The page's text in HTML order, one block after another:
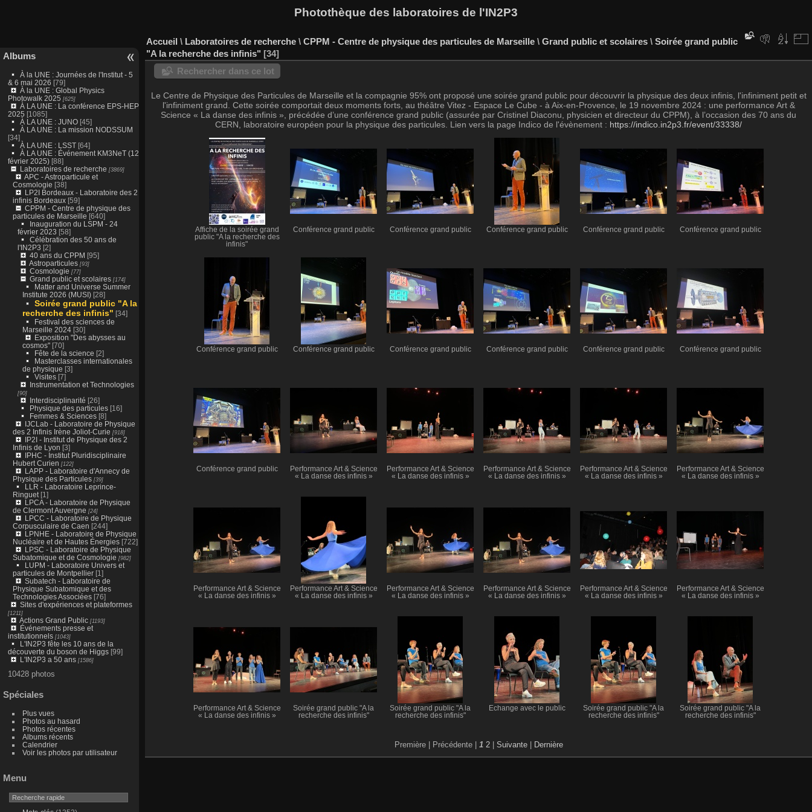
Photothèque des laboratoires de l'IN2P3
Albums
À la UNE : Journées de l'Institut - 5
& 6 mai 2026 [79]
À la UNE : Global Physics
Photowalk 2025 [625]
À LA UNE : La conférence EPS-HEP
2025 [1085]
À LA UNE : JUNO [45]
À LA UNE : La mission NODSSUM
[34]
À LA UNE : LSST[64]
À LA UNE : Événement KM3NeT (12
février 2025)[88]
Laboratoires de recherche [3869]
APC - Astroparticule et
Cosmologie [38]
LP2I Bordeaux - Laboratoire des 2
infinis Bordeaux[59]
CPPM - Centre de physique des
particules de Marseille [640]
Inauguration du LSPM - 24
février 2023 [58]
Célébration des 50 ans de
l'IN2P3 [2]
40 ans du CPPM [95]
Astroparticules[93]
Cosmologie [77]
Grand public et scolaires[174]
Matter and Universe Summer
Institute 2026 (MUSI)[28]
Soirée grand public "A la
recherche des infinis" [34]
Festival des sciences de
Marseille 2024[30]
Exposition "Des abysses au
cosmos"[70]
Fête de la science [2]
Masterclasses internationales
de physique [3]
Visites[7]
Instrumentation et Technologies
[90]
Interdisciplinarité [26]
Physique des particules[16]
Femmes & Sciences[8]
IJCLab - Laboratoire de Physique
des 2 Infinis Irène Joliot-Curie [918]
IP2I - Institut de Physique des 2
Infinis de Lyon [3]
IPHC - Institut Pluridisciplinaire
Hubert Curien [122]
LAPP - Laboratoire d'Annecy de
Physique des Particules[39]
LLR - Laboratoire Leprince-
Ringuet[1]
LPCA - Laboratoire de Physique
de Clermont Auvergne [24]
LPCC - Laboratoire de Physique
Corpusculaire de Caen [244]
LPNHE - Laboratoire de Physique
Nucléaire et de Hautes Énergies[722]
LPSC - Laboratoire de Physique
Subatomique et de Cosmologie [982]
LUPM - Laboratoire Univers et
particules de Montpellier[1]
Subatech - Laboratoire de
Physique Subatomique et des
Technologies Associées[76]
Sites d'expériences et plateformes
[1211]
Actions Grand Public[1193]
Événements presse et
institutionnels[1043]
L'IN2P3 fête les 10 ans de la
découverte du boson de Higgs[99]
L'IN2P3 a 50 ans[1586]
10428 photos
Spéciales
Plus vues
Photos au hasard
Photos récentes
Albums récents
Calendrier
Voir les photos par utilisateur
Menu
Accueil \ Laboratoires de recherche \ CPPM - Centre de physique des particules de Marseille \ Grand public et scolaires \ Soirée grand public
"A la recherche des infinis" 34
Rechercher dans ce lot
Le Centre de Physique des Particules de Marseille et la compagnie 95% ont proposé une soirée grand public pour découvrir la physique des deux infinis, l'infiniment petit et
l'infiniment grand. Cette soirée comportait deux moments forts, au théâtre Vitez - Espace Le Cube - à Aix-en-Provence, le 19 novembre 2024 : une performance Art &
Science « La danse des infinis », précédée d’une conférence grand public (assurée par Cristinel Diaconu, physicien et directeur du CPPM), à l’occasion des 70 ans du
CERN, laboratoire européen pour la physique des particules. Lien vers la page Indico de l'évènement : https://indico.in2p3.fr/event/33338/
Affiche de la soirée grand
public "A la recherche des
infinis"
Conférence grand public Conférence grand public Conférence grand public Conférence grand public Conférence grand public
Conférence grand public Conférence grand public Conférence grand public Conférence grand public Conférence grand public Conférence grand public
Conférence grand public
Performance Art & Science
« La danse des infinis »
Performance Art & Science
« La danse des infinis »
Performance Art & Science
« La danse des infinis »
Performance Art & Science
« La danse des infinis »
Performance Art & Science
« La danse des infinis »
Performance Art & Science
« La danse des infinis »
Performance Art & Science
« La danse des infinis »
Performance Art & Science
« La danse des infinis »
Performance Art & Science
« La danse des infinis »
Performance Art & Science
« La danse des infinis »
Performance Art & Science
« La danse des infinis »
Performance Art & Science
« La danse des infinis »
Soirée grand public "A la
recherche des infinis"
Soirée grand public "A la
recherche des infinis"
Echange avec le public
Soirée grand public "A la
recherche des infinis"
Soirée grand public "A la
recherche des infinis"
Première | Précédente | 1 2 Suivante Dernière